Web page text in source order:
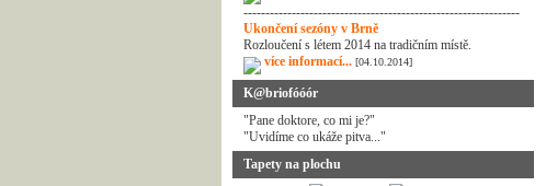
---------------------------------------------------------------
Ukončení sezóny v Brně
Rozloučení s létem 2014 na tradičním místě.
více informací... [04.10.2014]
K@briofóóór
"Pane doktore, co mi je?"
"Uvidíme co ukáže pitva..."
Tapety na plochu